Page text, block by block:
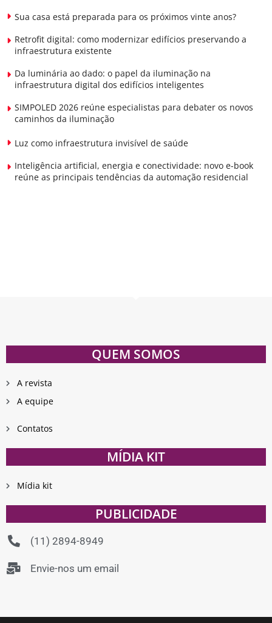
Sua casa está preparada para os próximos vinte anos?
Retrofit digital: como modernizar edifícios preservando a
infraestrutura existente
Da luminária ao dado: o papel da iluminação na
infraestrutura digital dos edifícios inteligentes
SIMPOLED 2026 reúne especialistas para debater os novos
caminhos da iluminação
Luz como infraestrutura invisível de saúde
Inteligência artificial, energia e conectividade: novo e-book
reúne as principais tendências da automação residencial
QUEM SOMOS
A revista
A equipe
Contatos
MÍDIA KIT
Mídia kit
PUBLICIDADE
(11) 2894-8949
Envie-nos um email